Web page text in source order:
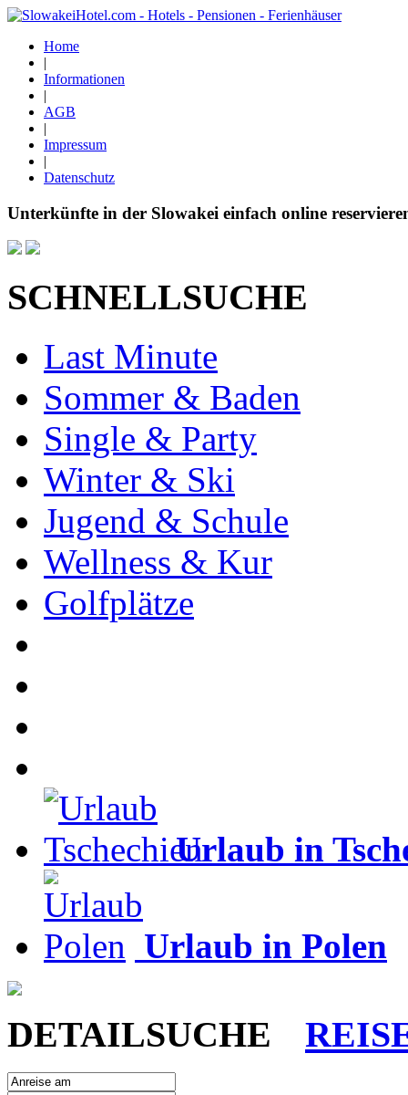
Home
|
Informationen
|
AGB
|
Impressum
|
Datenschutz
Unterkünfte in der Slowakei einfach online
SCHNELLSUCHE
Last Minute
Sommer & Baden
Single & Party
Winter & Ski
Jugend & Schule
Wellness & Kur
Golfplätze
Urlaub in
Urlaub in Polen
DETAILSUCHE